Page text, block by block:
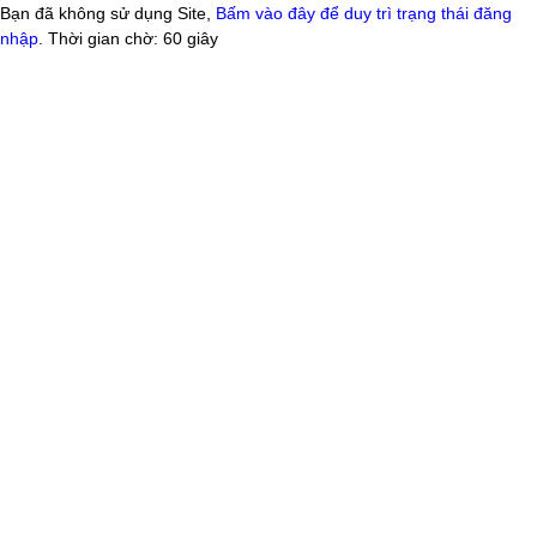
Bạn đã không sử dụng Site, Bấm vào đây để duy trì trạng thái đăng
nhập . Thời gian chờ: 60 giây